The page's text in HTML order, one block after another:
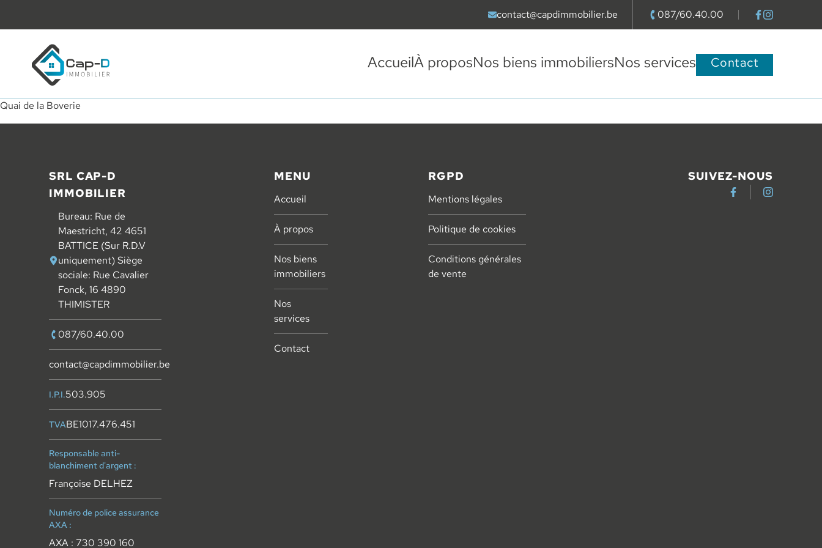
Envoyer un mail à
contact@capdimmobilier.be Téléphoner au
087/60.40.00 Voir la page
Voir la page
AccueilÀ proposNos biens immobiliersNos services Contact
Quai de la Boverie
SRL CAP-D
IMMOBILIER
Bureau: Rue de
Maestricht, 42 4651
BATTICE (Sur R.D.V
uniquement) Siège
sociale: Rue Cavalier
Fonck, 16 4890
THIMISTER
087/60.40.00
contact@capdimmobilier.be
I.P.I.503.905
TVABE1017.476.451
Responsable anti-
blanchiment d'argent :
Françoise DELHEZ
Numéro de police assurance
AXA :
AXA : 730 390 160
MENU
Accueil
À propos
Nos biens
immobiliers
Nos
services
Contact
RGPD
Mentions légales
Politique de cookies
Conditions générales
de vente
SUIVEZ-NOUS
FacebookInstagram